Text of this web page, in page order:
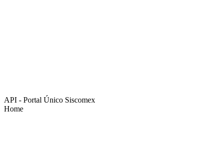
API - Portal Único Siscomex
Home